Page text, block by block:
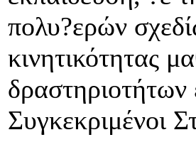
πολυ?ερών
κινητικότητας
δραστηριοτήτων
Συγκεκριμένοι